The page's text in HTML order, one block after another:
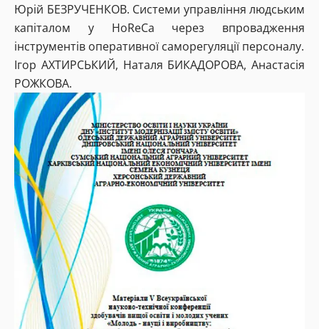
Юрій БЕЗРУЧЕНКОВ. Системи управління людським
капіталом у HoReCa через впровадження
інструментів оперативної саморегуляції персоналу.
Ігор АХТИРСЬКИЙ, Наталя БИКАДОРОВА, Анастасія
РОЖКОВА.